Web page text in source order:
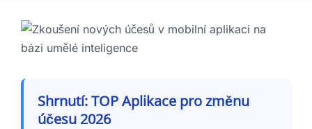
Shrnutí: TOP Aplikace pro změnu
účesu 2026